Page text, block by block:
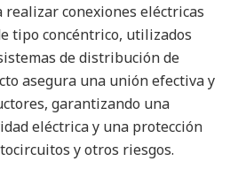
realizar conexiones eléctricas
tipo concéntrico, utilizados
de distribución de
asegura una unión efectiva y
garantizando una
eléctrica y una protección
y otros riesgos.